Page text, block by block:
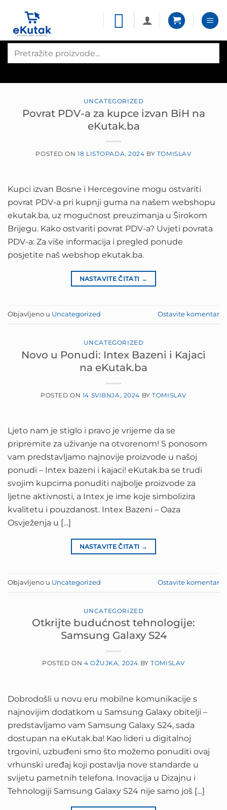
content
search
UNCATEGORIZED
Povrat PDV-a za kupce izvan BiH na
eKutak.ba
POSTED ON18 LISTOPADA, 2024 BY TOMISLAV
Kupci izvan Bosne i Hercegovine mogu ostvariti
povrat PDV-a pri kupnji guma na našem webshopu
ekutak.ba, uz mogućnost preuzimanja u Širokom
Brijegu. Kako ostvariti povrat PDV-a? Uvjeti povrata
PDV-a: Za više informacija i pregled ponude
posjetite naš webshop ekutak.ba.
NASTAVITE ČITATI →
Objavljeno u Uncategorized Ostavite komentar
UNCATEGORIZED
Novo u Ponudi: Intex Bazeni i Kajaci
na eKutak.ba
POSTED ON 14 SVIBNJA, 2024 BYTOMISLAV
Ljeto nam je stiglo i pravo je vrijeme da se
pripremite za uživanje na otvorenom! S ponosom
vam predstavljamo najnovije proizvode u našoj
ponudi – Intex bazeni i kajaci! eKutak.ba se trudi
svojim kupcima ponuditi najbolje proizvode za
ljetne aktivnosti, a Intex je ime koje simbolizira
kvalitetu i pouzdanost. Intex Bazeni – Oaza
Osvježenja u […]
NASTAVITE ČITATI →
Objavljeno u Uncategorized Ostavite komentar
UNCATEGORIZED
Otkrijte budućnost tehnologije:
Samsung Galaxy S24
POSTED ON 4 OŽUJKA, 2024 BYTOMISLAV
Dobrodošli u novu eru mobilne komunikacije s
najnovijim dodatkom u Samsung Galaxy obitelji –
predstavljamo vam Samsung Galaxy S24, sada
dostupan na eKutak.ba! Kao lideri u digitalnoj
trgovini, uzbuđeni smo što možemo ponuditi ovaj
vrhunski uređaj koji postavlja nove standarde u
svijetu pametnih telefona. Inovacija u Dizajnu i
Tehnologiji Samsung Galaxy S24 nije samo još […]